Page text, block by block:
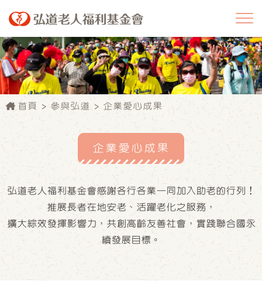
首頁 參與弘道 企業愛心成果
企業愛心成果
弘道老人福利基金會感謝各行各業一同加入助老的行列！
推展長者在地安老、活躍老化之服務，
擴大綜效發揮影響力，共創高齡友善社會，實踐聯合國永
續發展目標。